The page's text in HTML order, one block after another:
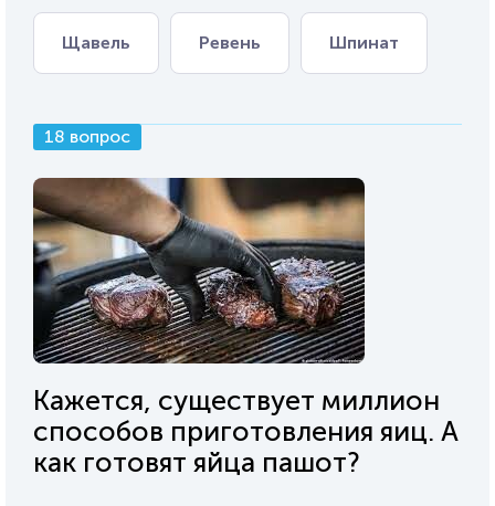
Щавель Ревень Шпинат
18 вопрос
Кажется, существует миллион
способов приготовления яиц. А
как готовят яйца пашот?